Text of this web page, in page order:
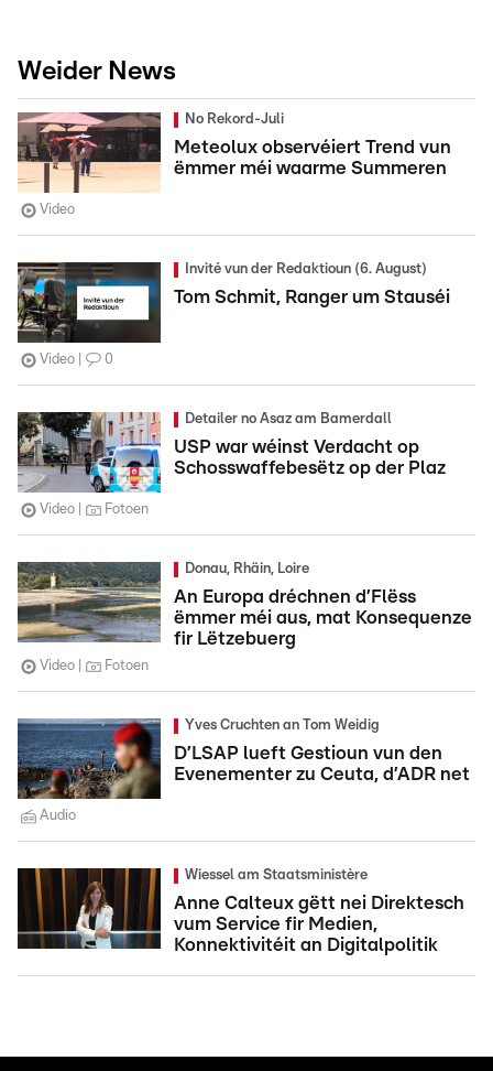
Weider News
No Rekord-Juli
Meteolux observéiert Trend vun
ëmmer méi waarme Summeren
Video
Invité vun der Redaktioun (6. August)
Tom Schmit, Ranger um Stauséi
Video 0
Detailer no Asaz am Bamerdall
USP war wéinst Verdacht op
Schosswaffebesëtz op der Plaz
Video Fotoen
Donau, Rhäin, Loire
An Europa dréchnen d’Flëss
ëmmer méi aus, mat Konsequenze
fir Lëtzebuerg
Video Fotoen
Yves Cruchten an Tom Weidig
D’LSAP lueft Gestioun vun den
Evenementer zu Ceuta, d’ADR net
Audio
Wiessel am Staatsministère
Anne Calteux gëtt nei Direktesch
vum Service fir Medien,
Konnektivitéit an Digitalpolitik